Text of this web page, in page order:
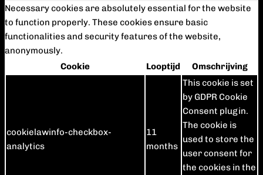
Necessary cookies are absolutely essential for the website
to function properly. These cookies ensure basic
functionalities and security features of the website,
anonymously.
Cookie
Looptijd Omschrijving
cookielawinfo-checkbox-
analytics
11
months
This cookie is set
by GDPR Cookie
Consent plugin.
The cookie is
used to store the
user consent for
the cookies in the